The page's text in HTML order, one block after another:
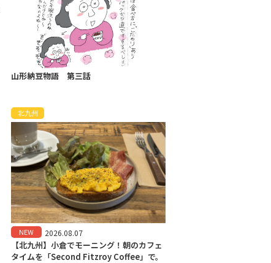
山形納豆物語 第三話
北九州
NEW 2026.08.07
【北九州】小倉でモーニング！朝のカフェ
タイムを「Second Fitzroy Coffee」で。